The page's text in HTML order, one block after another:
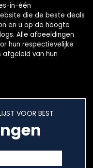
in-één
die de beste deals
en u op de hoogte
Alle afbeeldingen
hun respectievelijke
afgeleid van hun
VOOR BEST